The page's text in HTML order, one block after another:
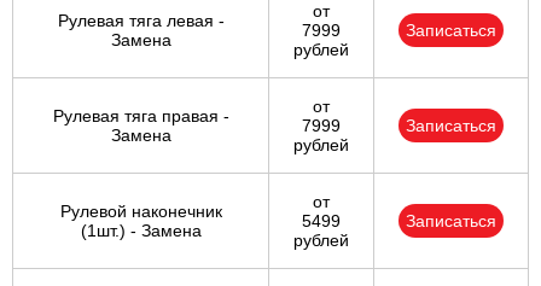
Рулевая тяга левая -
Замена
от
7999
рублей
Записаться
Рулевая тяга правая -
Замена
от
7999
рублей
Записаться
Рулевой наконечник
(1шт.) - Замена
от
5499
рублей
Записаться